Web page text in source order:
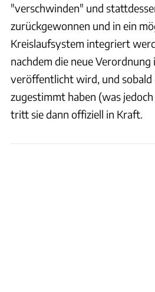
"verschwinden" und
zurückgewonnen und in ein
Kreislaufsystem integriert
nachdem die neue
veröffentlicht wird, und
zugestimmt haben (was
tritt sie dann offiziell in Kraft.